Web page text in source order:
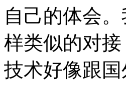
自己的体会
样类似的对
技术好像跟